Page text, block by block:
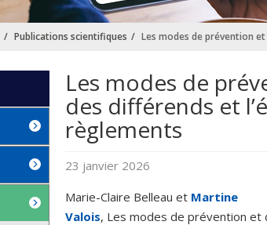
Publications scientifiques Les modes de prévention
Les modes de
des différends et
règlements
23 janvier 2026
Marie-Claire Belleau et Martine
Valois, Les modes de prévention et